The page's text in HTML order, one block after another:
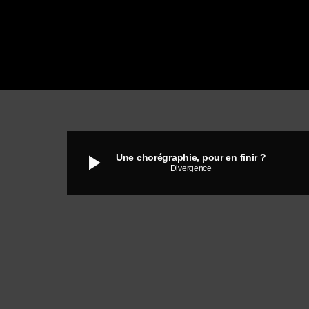
play_arrow Une chorégraphie, pour en finir ?
Divergence